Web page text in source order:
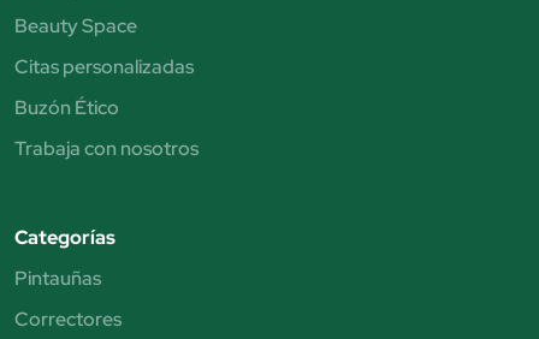
Beauty Space
Citas personalizadas
Buzón Ético
Trabaja con nosotros
Categorías
Pintauñas
Correctores